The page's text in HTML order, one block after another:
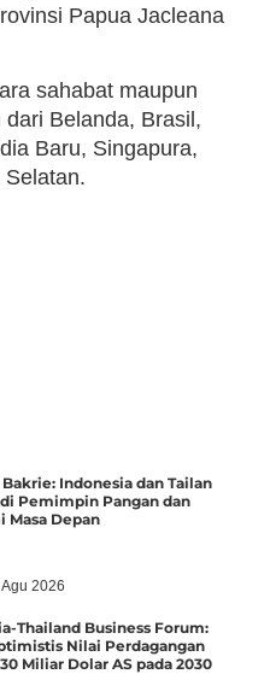
Papua Jacleana
sahabat maupun
Belanda, Brasil,
Baru, Singapura,
Selatan.
Indonesia dan Tailan
Pemimpin Pangan dan
Masa Depan
2026
Thailand Business Forum:
Nilai Perdagangan
Miliar Dolar AS pada 2030